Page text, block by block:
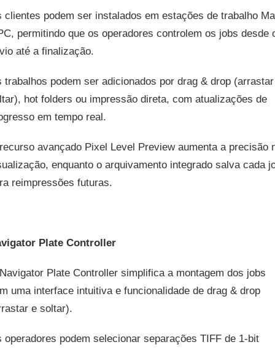
clientes podem ser instalados em estações de trabalho
permitindo que os operadores controlem os jobs desde
até a finalização.
trabalhos podem ser adicionados por drag & drop
hot folders ou impressão direta, com atualizações de
em tempo real.
avançado Pixel Level Preview aumenta a precisão
enquanto o arquivamento integrado salva cada
reimpressões futuras.
Plate Controller
Plate Controller simplifica a montagem dos jobs
uma interface intuitiva e funcionalidade de drag & drop
e soltar).
operadores podem selecionar separações TIFF de 1-bit